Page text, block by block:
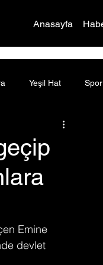
Anasayfa
Yeşil Hat Spor
Emine
devlet